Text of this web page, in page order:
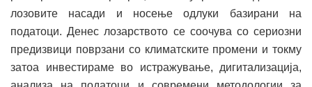
лозовите насади и носење одлуки базирани на
податоци. Денес лозарството се соочува со сериозни
предизвици поврзани со климатските промени и токму
затоа инвестираме во истражување, дигитализација,